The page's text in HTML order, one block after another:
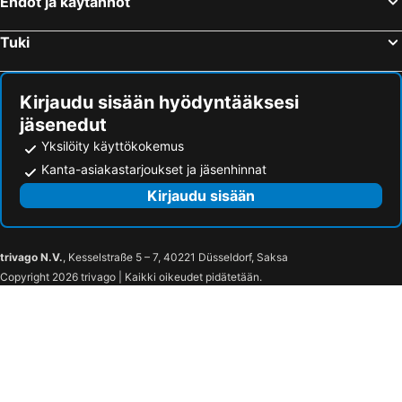
Langnau im Emmental, bed and breakfasts
Jaun, bed and breakfasts
Lenk im Simmental, bed and breakfasts
Sigriswil, bed and breakfasts
Freimettigen, bed and breakfasts
Tuki
Kirjaudu sisään hyödyntääksesi
jäsenedut
Yksilöity käyttökokemus
Kanta-asiakastarjoukset ja jäsenhinnat
Kirjaudu sisään
trivago N.V., Kesselstraße 5 – 7, 40221 Düsseldorf, Saksa
Copyright 2026 trivago | Kaikki oikeudet pidätetään.